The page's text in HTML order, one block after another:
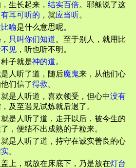
生长起来， 结实百倍。耶稣说了这
有耳可听的 ，就应当听。
比喻是什么意思呢。
， 只叫你们知道。至于别人，就用比
见 ，听也听不明。
子就是神的道。
人听了道，随后魔鬼来，从他们心
们信了得救。
是人听道，喜欢领受，但心中没有
及至遇见试炼就后退了。
是人听了道，走开以后，被今生的
，便结不出成熟的子粒来。
是人听了道，持守在诚实善良的心
。
上，或放在床底下，乃是放在灯台